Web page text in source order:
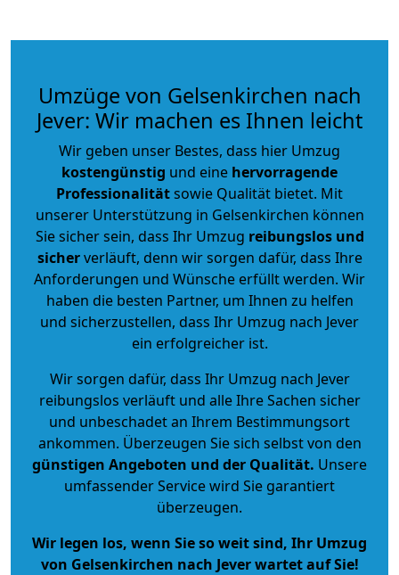
Umzüge von Gelsenkirchen nach
Jever: Wir machen es Ihnen leicht
Wir geben unser Bestes, dass hier Umzug
kostengünstig und eine hervorragende
Professionalitätsowie Qualität bietet. Mit
unserer Unterstützung in Gelsenkirchen können
Sie sicher sein, dass Ihr Umzug reibungslos und
sicherverläuft, denn wir sorgen dafür, dass Ihre
Anforderungen und Wünsche erfüllt werden. Wir
haben die besten Partner, um Ihnen zu helfen
und sicherzustellen, dass Ihr Umzug nach Jever
ein erfolgreicher ist.
Wir sorgen dafür, dass Ihr Umzug nach Jever
reibungslos verläuft und alle Ihre Sachen sicher
und unbeschadet an Ihrem Bestimmungsort
ankommen. Überzeugen Sie sich selbst von den
günstigen Angeboten und der Qualität. Unsere
umfassender Service wird Sie garantiert
überzeugen.
Wir legen los, wenn Sie so weit sind, Ihr Umzug
von Gelsenkirchen nach Jever wartet auf Sie!